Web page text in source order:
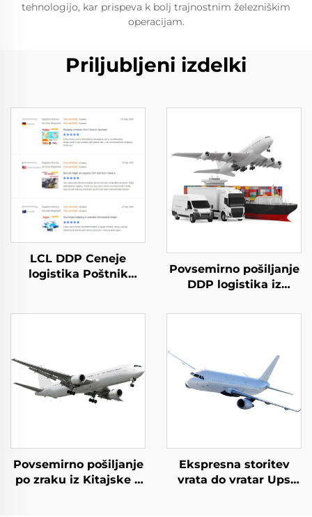
tehnologijo, kar prispeva k bolj trajnostnim železniškim
operacijam.
Priljubljeni izdelki
LCL DDP Ceneje
logistika Poštnik
Povsemirno pošiljanje
DDP logistika iz
kraljestvo, Nizozemijo,
poštna agencija UPS
DHL Express
Povsemirno pošiljanje
po zraku iz Kitajske v
Ekspresna storitev
vrata do vratar Ups